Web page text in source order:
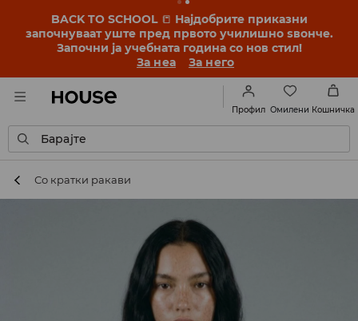
BACK TO SCHOOL 📒 Најдобрите приказни
започнуваат уште пред првото училишно ѕвонче.
Започни ја учебната година со нов стил!
За неа
За него
Профил Омилени Кошничка
Барајте
Со кратки ракави